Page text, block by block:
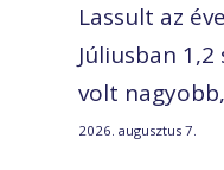
Lassult az
Júliusban 1,2
volt
2026. augusztus 7.